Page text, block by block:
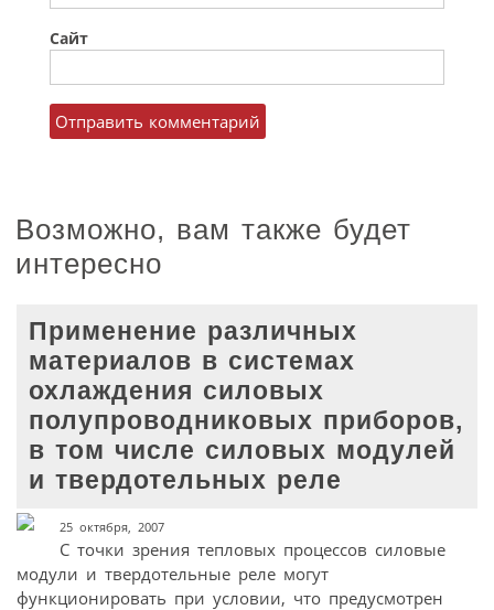
Сайт
Возможно, вам также будет
интересно
Применение различных
материалов в системах
охлаждения силовых
полупроводниковых приборов,
в том числе силовых модулей
и твердотельных реле
25 октября, 2007
С точки зрения тепловых процессов силовые
модули и твердотельные реле могут
функционировать при условии, что предусмотрен